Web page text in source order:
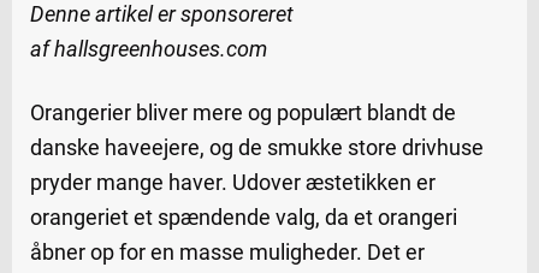
Denne artikel er sponsoreret
af hallsgreenhouses.com
Orangerier bliver mere og populært blandt de
danske haveejere, og de smukke store drivhuse
pryder mange haver. Udover æstetikken er
orangeriet et spændende valg, da et orangeri
åbner op for en masse muligheder. Det er